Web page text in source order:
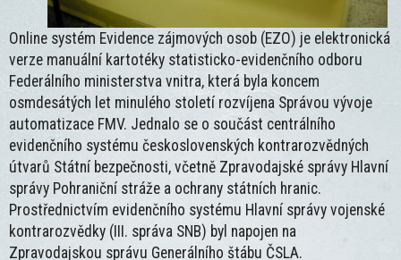
Online systém Evidence zájmových osob (EZO) je elektronická
verze manuální kartotéky statisticko-evidenčního odboru
Federálního ministerstva vnitra, která byla koncem
osmdesátých let minulého století rozvíjena Správou vývoje
automatizace FMV. Jednalo se o součást centrálního
evidenčního systému československých kontrarozvědných
útvarů Státní bezpečnosti, včetně Zpravodajské správy Hlavní
správy Pohraniční stráže a ochrany státních hranic.
Prostřednictvím evidenčního systému Hlavní správy vojenské
kontrarozvědky (III. správa SNB) byl napojen na
Zpravodajskou správu Generálního štábu ČSLA.